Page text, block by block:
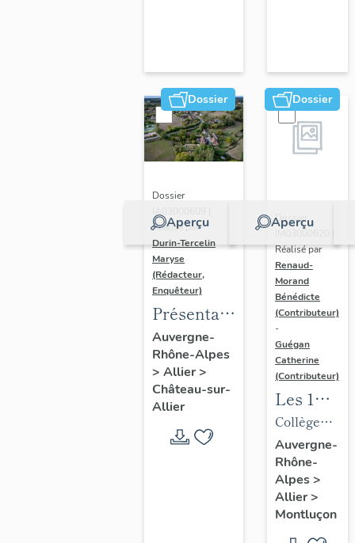
Dossier
Aperçu
Dossier
Réalisé par
Durin-Tercelin
Maryse
(Rédacteur,
Enquêteur)
Présentation
de la
commune
de
Château-
sur-Allier
Auvergne-
Rhône-Alpes
> Allier>
Château-sur-
Allier
Dossier
Aperçu
Dossier
Réalisé par
Renaud-
Morand
Bénédicte
(Contributeur)
-
Guégan
Catherine
(Contributeur)
Les 1%
artistiques
du lycée
Maurice-
Guyot
Collège
technique,
puis lycée
Auvergne-
Rhône-
Alpes>
Allier>
Montluçon